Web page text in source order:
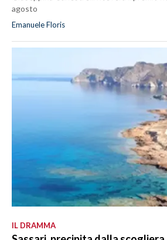
agosto
Emanuele Floris
IL DRAMMA